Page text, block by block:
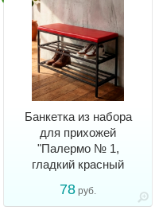
Банкетка из набора
для прихожей
"Палермо № 1,
гладкий красный
78 руб.